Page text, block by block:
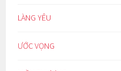
LÀNG YÊU
ƯỚC VỌNG